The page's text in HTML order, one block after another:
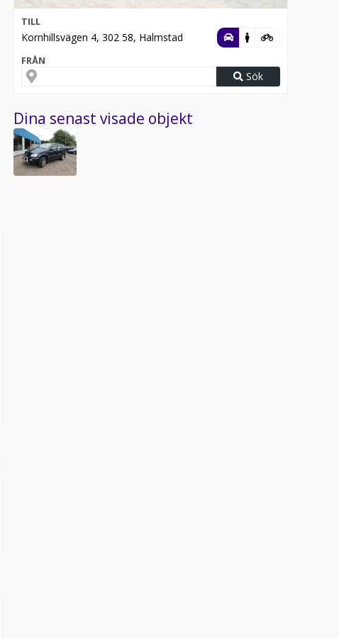
TILL
Kornhillsvägen 4, 302 58, Halmstad
FRÅN
Sök
Dina senast visade objekt